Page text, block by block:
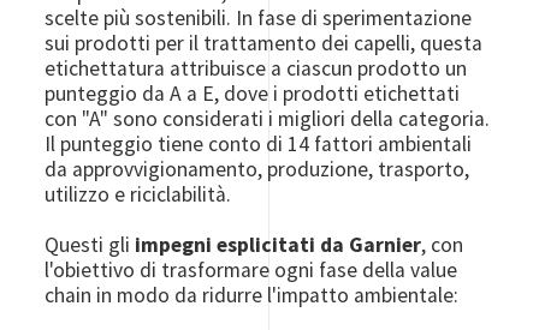
scelte più sostenibili. In fase di sperimentazione
sui prodotti per il trattamento dei capelli, questa
etichettatura attribuisce a ciascun prodotto un
punteggio da A a E, dove i prodotti etichettati
con "A" sono considerati i migliori della categoria.
Il punteggio tiene conto di 14 fattori ambientali
da approvvigionamento, produzione, trasporto,
utilizzo e riciclabilità.
Questi gli impegni esplicitati da Garnier, con
l'obiettivo di trasformare ogni fase della value
chain in modo da ridurre l'impatto ambientale: